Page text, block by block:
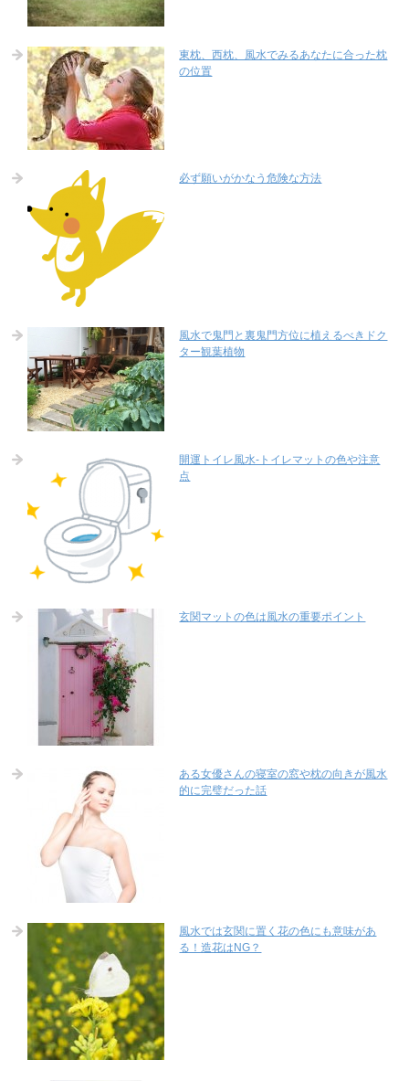
東枕、西枕、風水でみるあなたに合った枕
の位置
必ず願いがかなう危険な方法
風水で鬼門と裏鬼門方位に植えるべきドク
ター観葉植物
開運トイレ風水-トイレマットの色や注意
点
玄関マットの色は風水の重要ポイント
ある女優さんの寝室の窓や枕の向きが風水
的に完璧だった話
風水では玄関に置く花の色にも意味があ
る！造花はNG？